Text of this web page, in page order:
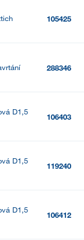
105425
288346
D1,5
106403
D1,5
119240
D1,5
106412